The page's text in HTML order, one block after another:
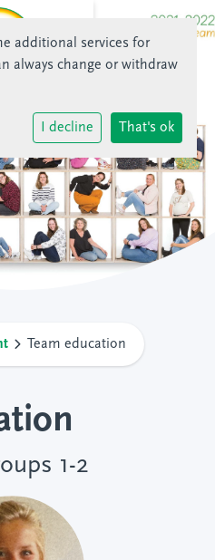
Team education
1-2
additional services for
always change or withdraw
I decline That's ok